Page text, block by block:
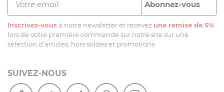
Inscrivez-vous à notre newsletter et recevez une remise de 5%
lors de votre première commande sur notre site sur une
sélection d’articles, hors soldes et promotions
SUIVEZ-NOUS